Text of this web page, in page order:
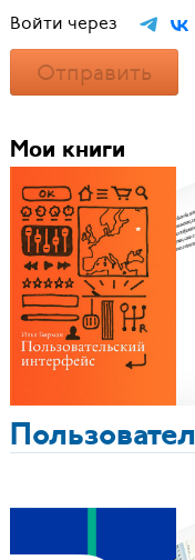
Войти через
Отправить
Мои книги